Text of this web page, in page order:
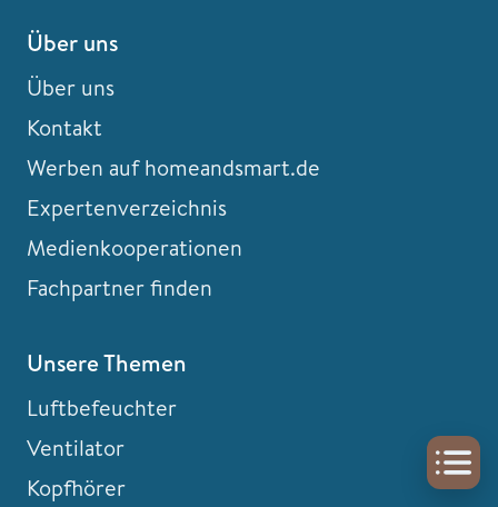
Über uns
Über uns
Kontakt
Werben auf homeandsmart.de
Expertenverzeichnis
Medienkooperationen
Fachpartner finden
Unsere Themen
Luftbefeuchter
Ventilator
Kopfhörer